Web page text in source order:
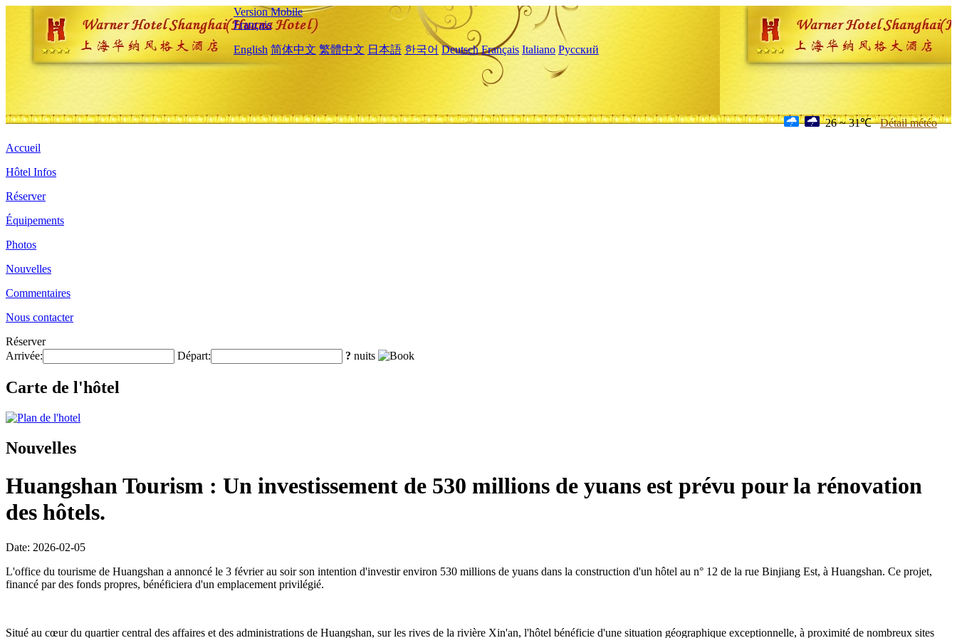
Version Mobile
Français
English 简体中文 繁體中文 日本語 한국어 Deutsch Français Italiano Русский
26 ~ 31℃ Détail météo
Accueil
Hôtel Infos
Réserver
Équipements
Photos
Nouvelles
Commentaires
Nous contacter
Réserver
Arrivée:
Départ: ? nuits
Carte de l'hôtel
Nouvelles
Huangshan Tourism : Un investissement de 530 millions de yuans est prévu pour la rénovation
des hôtels.
Date: 2026-02-05
L'office du tourisme de Huangshan a annoncé le 3 février au soir son intention d'investir environ 530 millions de yuans dans la construction d'un hôtel au n° 12 de la rue Binjiang Est, à Huangshan. Ce projet,
financé par des fonds propres, bénéficiera d'un emplacement privilégié.
Situé au cœur du quartier central des affaires et des administrations de Huangshan, sur les rives de la rivière Xin'an, l'hôtel bénéficie d'une situation géographique exceptionnelle, à proximité de nombreux sites